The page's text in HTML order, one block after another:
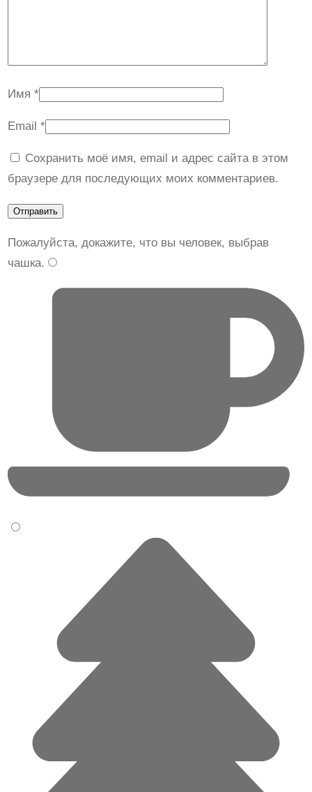
Имя *
Email *
Сохранить моё имя, email и адрес сайта в этом
браузере для последующих моих комментариев.
Пожалуйста, докажите, что вы человек, выбрав
чашка.